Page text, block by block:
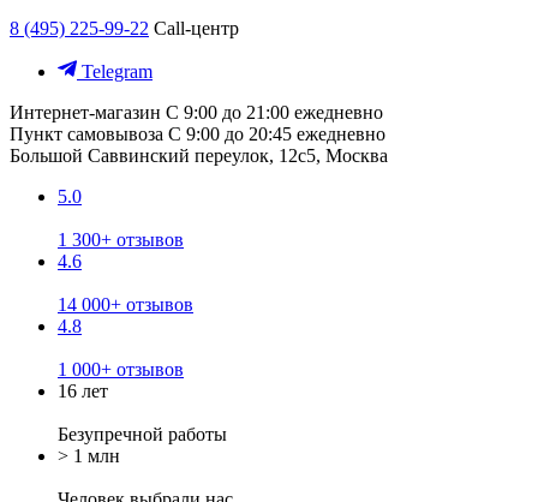
8 (495) 225-99-22 Call-центр
Telegram
Интернет-магазин С 9:00 до 21:00 ежедневно
Пункт самовывоза С 9:00 до 20:45 ежедневно
Большой Саввинский переулок, 12с5, Москва
5.0
1 300+ отзывов
4.6
14 000+ отзывов
4.8
1 000+ отзывов
16 лет
Безупречной работы
> 1 млн